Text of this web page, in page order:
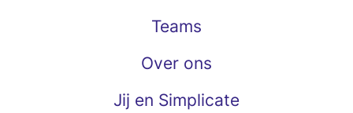
Teams
Over ons
Jij en Simplicate